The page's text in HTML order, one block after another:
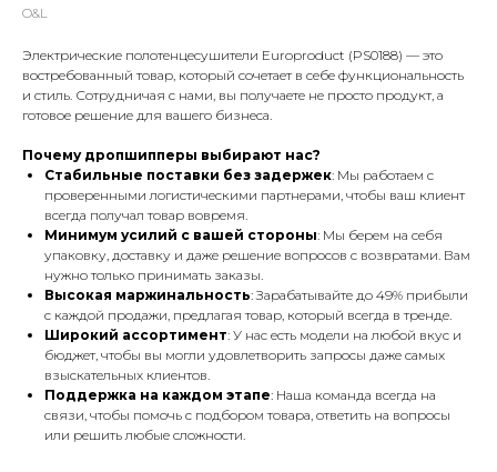
O&L
Электрические полотенцесушители Europroduct (PS0188) — это
востребованный товар, который сочетает в себе функциональность
и стиль. Сотрудничая с нами, вы получаете не просто продукт, а
готовое решение для вашего бизнеса.
Почему дропшипперы выбирают нас?
Стабильные поставки без задержек: Мы работаем с
проверенными логистическими партнерами, чтобы ваш клиент
всегда получал товар вовремя.
Минимум усилий с вашей стороны: Мы берем на себя
упаковку, доставку и даже решение вопросов с возвратами. Вам
нужно только принимать заказы.
Высокая маржинальность: Зарабатывайте до 49% прибыли
с каждой продажи, предлагая товар, который всегда в тренде.
Широкий ассортимент: У нас есть модели на любой вкус и
бюджет, чтобы вы могли удовлетворить запросы даже самых
взыскательных клиентов.
Поддержка на каждом этапе: Наша команда всегда на
связи, чтобы помочь с подбором товара, ответить на вопросы
или решить любые сложности.